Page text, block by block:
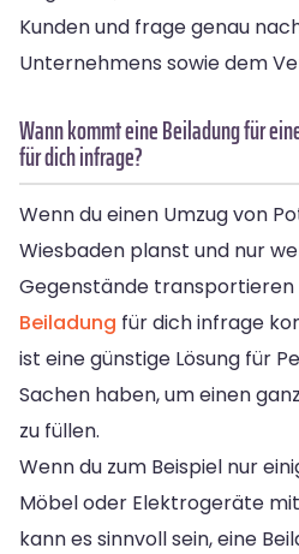
Kunden und frage genau
Unternehmens sowie dem
Wann kommt eine Beiladung für
für dich infrage?
Wenn du einen Umzug von
Wiesbaden planst und nur
Gegenstände transportieren
Beiladung für dich infrage
ist eine günstige Lösung für
Sachen haben, um einen
zu füllen.
Wenn du zum Beispiel nur
Möbel oder Elektrogeräte
kann es sinnvoll sein, eine